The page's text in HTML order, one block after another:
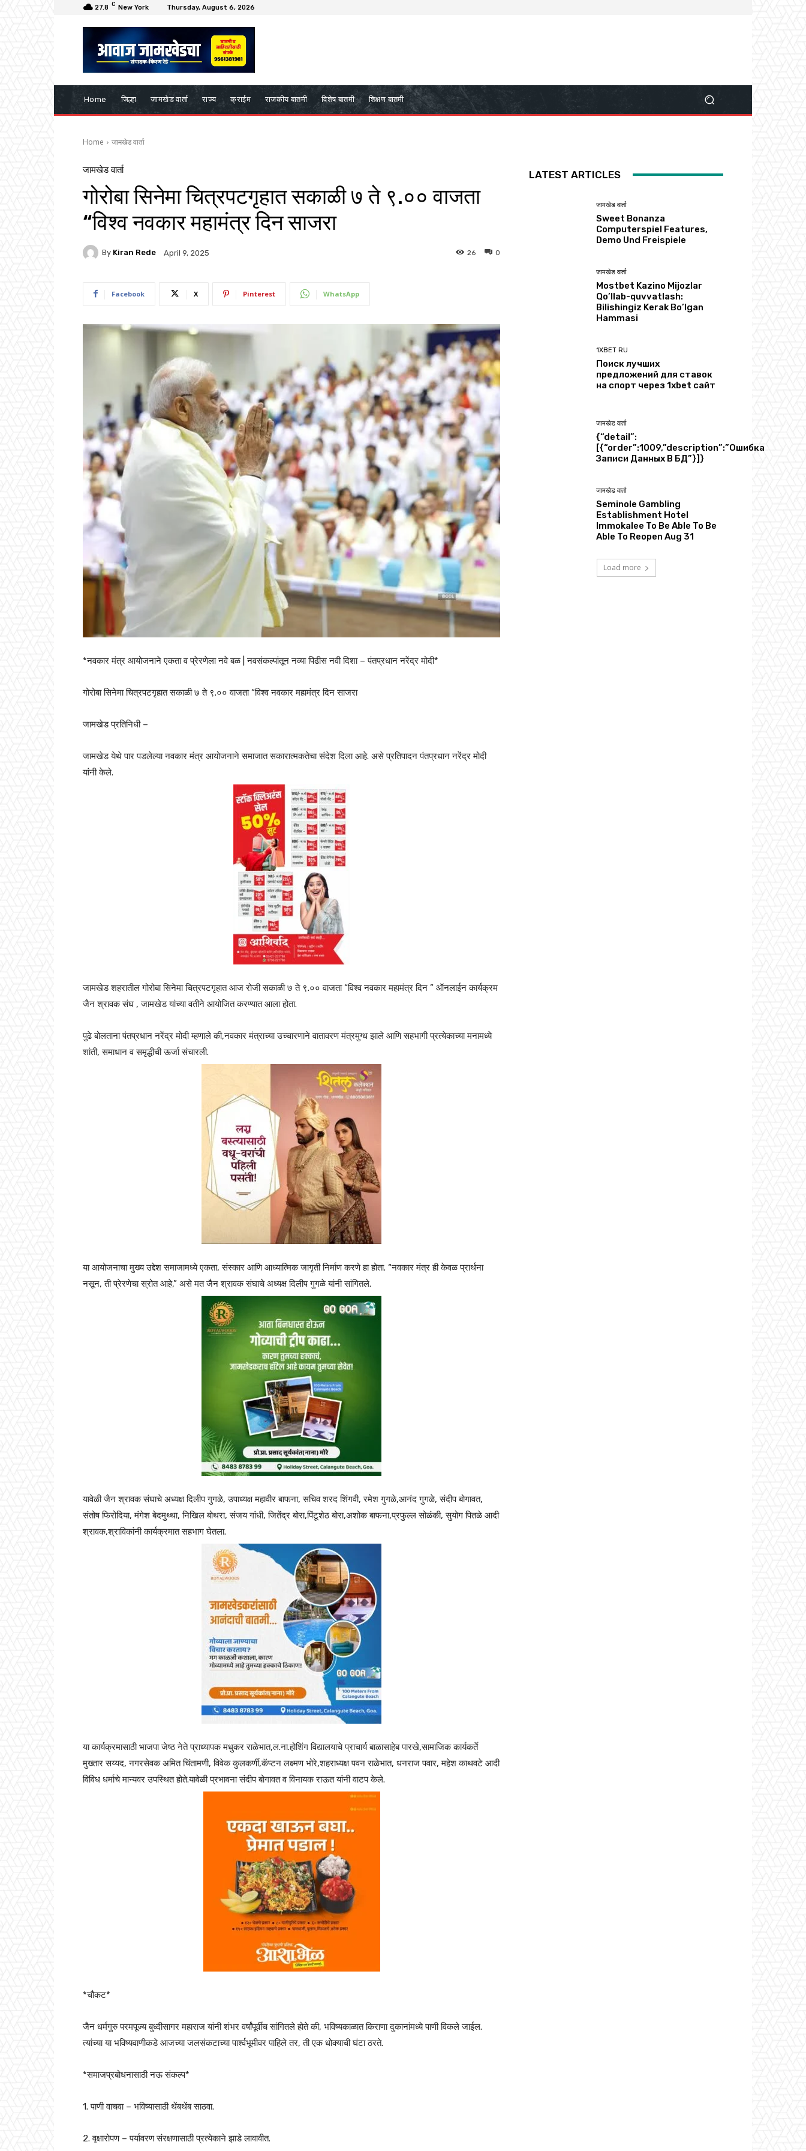
27.8 C New York Thursday, August 6, 2026
Home जिल्हा जामखेड वार्ता राज्य क्राईम राजकीय बातमी विशेष बातमी शिक्षण बातमी
Home जामखेड वार्ता
जामखेड वार्ता
गोरोबा सिनेमा चित्रपटगृहात सकाळी ७ ते ९.०० वाजता
“विश्व नवकार महामंत्र दिन साजरा
By Kiran Rede April 9, 2025 0
26
Facebook X Pinterest WhatsApp
*नवकार मंत्र आयोजनाने एकता व प्रेरणेला नवे बळ | नवसंकल्पांतून नव्या पिढीस नवी दिशा – पंतप्रधान नरेंद्र मोदी*
गोरोबा सिनेमा चित्रपटगृहात सकाळी ७ ते ९.०० वाजता “विश्व नवकार महामंत्र दिन साजरा
जामखेड प्रतिनिधी –
जामखेड येथे पार पडलेल्या नवकार मंत्र आयोजनाने समाजात सकारात्मकतेचा संदेश दिला आहे. असे प्रतिपादन पंतप्रधान नरेंद्र मोदी
यांनी केले.
जामखेड शहरातील गोरोबा सिनेमा चित्रपटगृहात आज रोजी सकाळी ७ ते ९.०० वाजता “विश्व नवकार महामंत्र दिन ” ऑनलाईन कार्यक्रम
जैन श्रावक संघ , जामखेड यांच्या वतीने आयोजित करण्यात आला होता.
पुढे बोलताना पंतप्रधान नरेंद्र मोदी म्हणाले की,नवकार मंत्राच्या उच्चारणाने वातावरण मंत्रमुग्ध झाले आणि सहभागी प्रत्येकाच्या मनामध्ये
शांती, समाधान व समृद्धीची ऊर्जा संचारली.
या आयोजनाचा मुख्य उद्देश समाजामध्ये एकता, संस्कार आणि आध्यात्मिक जागृती निर्माण करणे हा होता. “नवकार मंत्र ही केवळ प्रार्थना
नसून, ती प्रेरणेचा स्रोत आहे,” असे मत जैन श्रावक संघाचे अध्यक्ष दिलीप गुगळे यांनी सांगितले.
यावेळी जैन श्रावक संघाचे अध्यक्ष दिलीप गुगळे, उपाध्यक्ष महावीर बाफना, सचिव शरद शिंगवी, रमेश गुगळे,आनंद गुगळे, संदीप बोगावत,
संतोष फिरोदिया, मंगेश बेदमुथ्था, निखिल बोथरा, संजय गांधी, जितेंद्र बोरा,पिंटूशेठ बोरा,अशोक बाफना,प्रफुल्ल सोळंकी, सुयोग पितळे आदी
श्रावक,श्राविकांनी कार्यक्रमात सहभाग घेतला.
या कार्यक्रमासाठी भाजपा जेष्ठ नेते प्राध्यापक मधुकर राळेभात,ल.ना.होशिंग विद्यालयाचे प्राचार्य बाळासाहेब पारखे,सामाजिक कार्यकर्ते
मुख्तार सय्यद, नगरसेवक अमित चिंतामणी, विवेक कुलकर्णी,कॅप्टन लक्ष्मण भोरे,शहराध्यक्ष पवन राळेभात, धनराज पवार, महेश काथवटे आदी
विविध धर्माचे मान्यवर उपस्थित होते.यावेळी प्रभावना संदीप बोगावत व विनायक राऊत यांनी वाटप केले.
*चौकट*
जैन धर्मगुरु परमपूज्य बुध्दीसागर महाराज यांनी शंभर वर्षांपूर्वीच सांगितले होते की, भविष्यकाळात किराणा दुकानांमध्ये पाणी विकले जाईल.
त्यांच्या या भविष्यवाणीकडे आजच्या जलसंकटाच्या पार्श्वभूमीवर पाहिले तर, ती एक धोक्याची घंटा ठरते.
*समाजप्रबोधनासाठी नऊ संकल्प*
1. पाणी वाचवा – भविष्यासाठी थेंबथेंब साठवा.
2. वृक्षारोपण – पर्यावरण संरक्षणासाठी प्रत्येकाने झाडे लावावीत.
LATEST ARTICLES
जामखेड वार्ता
Sweet Bonanza
Computerspiel Features,
Demo Und Freispiele
जामखेड वार्ता
Mostbet Kazino Mijozlar
Qo’llab-quvvatlash:
Bilishingiz Kerak Bo’lgan
Hammasi
1XBET RU
Поиск лучших
предложений для ставок
на спорт через 1xbet сайт
जामखेड वार्ता
{“detail”:
[{“order”:1009,”description”:”Ошибка
Записи Данных В БД”}]}
जामखेड वार्ता
Seminole Gambling
Establishment Hotel
Immokalee To Be Able To Be
Able To Reopen Aug 31
Load more